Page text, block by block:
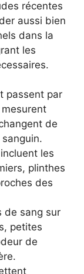
récentes
aussi bien
dans la
les
passent par
de
les
plinthes
des
de sang sur
petites
de